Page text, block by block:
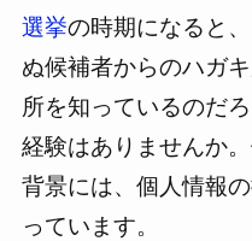
選挙の時期になると
ぬ候補者からのハガ
所を知っているのだ
経験はありませんか
背景には、個人情報
っています。